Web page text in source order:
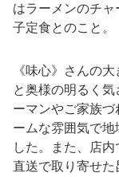
はラーメンのチ
子定食とのこと。
《味心》さんの
と奥様の明るく
ーマンやご家族
ームな雰囲気で
した。また、店
直送で取り寄せた